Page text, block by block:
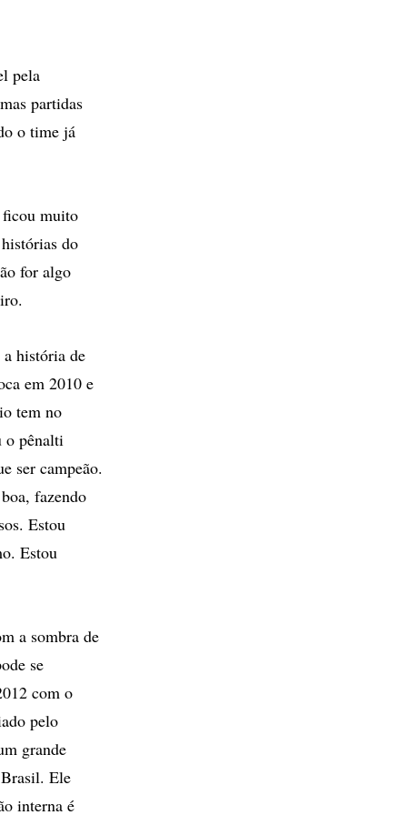
pela
partidas
o time já
ficou muito
do
for algo
história de
em 2010 e
tem no
o pênalti
ser campeão.
fazendo
Estou
Estou
a sombra de
se
com o
pelo
grande
Ele
interna é